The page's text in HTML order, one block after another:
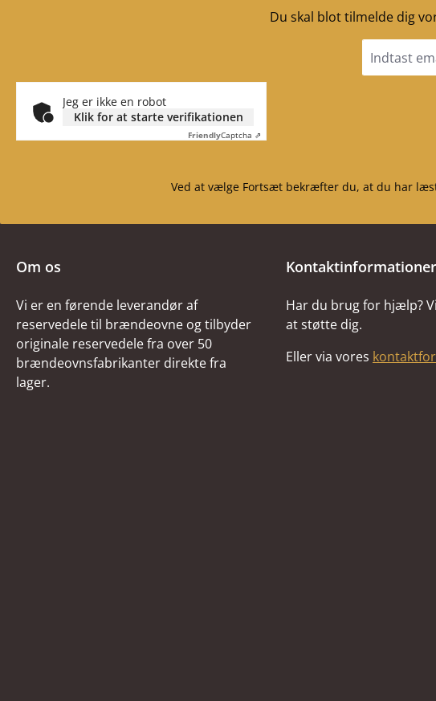
Du skal blot tilmelde dig
adresse
Jeg er ikke en robot
Klik for at starte verifikationen
FriendlyCaptcha ⇗
Ved at vælge Fortsæt bekræfter du, at du har
Om os
Vi er en førende leverandør af
reservedele til brændeovne og tilbyder
originale reservedele fra over 50
brændeovnsfabrikanter direkte fra
lager.
Kontaktinformationer
Har du brug for hjælp?
at støtte dig.
Eller via vores